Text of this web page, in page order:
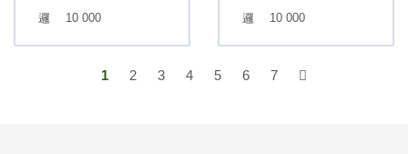
10 000
10 000
1 2 3 4 5 6 7